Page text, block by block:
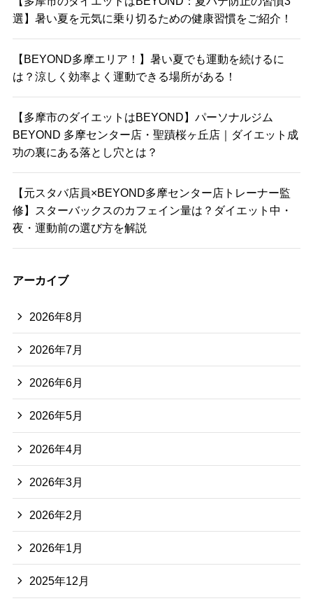
選】暑い夏を元気に乗り切るための健康習慣をご紹介！
【BEYOND多摩エリア！】暑い夏でも運動を続けるに
は？涼しく効率よく運動できる場所がある！
【多摩市のダイエットはBEYOND】パーソナルジム
BEYOND 多摩センター店・聖蹟桜ヶ丘店｜ダイエット成
功の裏にある落とし穴とは？
【元スタバ店員×BEYOND多摩センター店トレーナー監
修】スターバックスのカフェイン量は？ダイエット中・
夜・運動前の選び方を解説
アーカイブ
2026年8月
2026年7月
2026年6月
2026年5月
2026年4月
2026年3月
2026年2月
2026年1月
2025年12月